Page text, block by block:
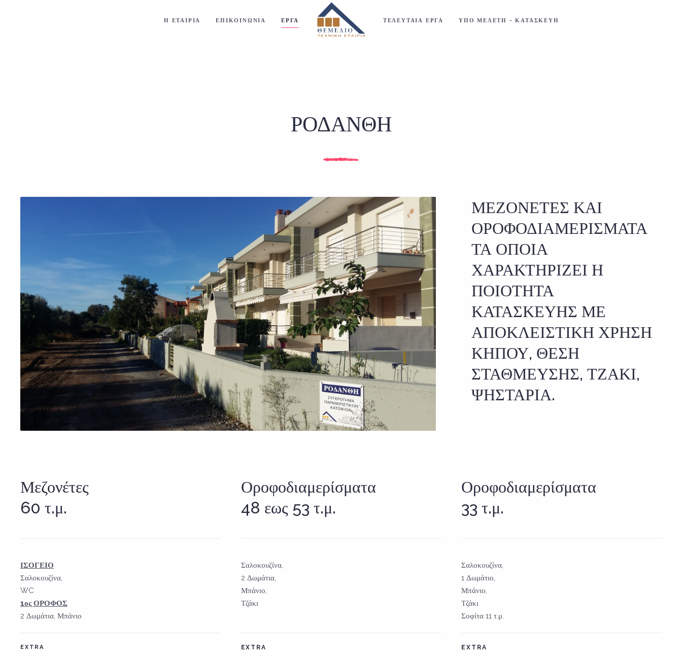
Η ΕΤΑΙΡΙΑ ΕΠΙΚΟΙΝΩΝΙΑ ΕΡΓΑ ΤΕΛΕΥΤΑΙΑ ΕΡΓΑ ΥΠΟ ΜΕΛΕΤΗ - ΚΑΤΑΣΚΕΥΗ
ΡΟΔΑΝΘΗ
ΜΕΖΟΝΕΤΕΣ ΚΑΙ
ΟΡΟΦΟΔΙΑΜΕΡΙΣΜΑΤΑ
ΤΑ ΟΠΟΙΑ
ΧΑΡΑΚΤΗΡΙΖΕΙ Η
ΠΟΙΟΤΗΤΑ
ΚΑΤΑΣΚΕΥΗΣ ΜΕ
ΑΠΟΚΛΕΙΣΤΙΚΗ ΧΡΗΣΗ
ΚΗΠΟΥ, ΘΕΣΗ
ΣΤΑΘΜΕΥΣΗΣ, ΤΖΑΚΙ,
ΨΗΣΤΑΡΙΑ.
Μεζονέτες
60 τ.μ.
ΙΣΟΓΕΙΟ
Σαλοκουζίνα,
WC
1ος ΟΡΟΦΟΣ
2 Δωμάτια, Μπάνιο
EXTRA
Οροφοδιαμερίσματα
48 εως 53 τ.μ.
Σαλοκουζίνα,
2 Δωμάτια,
Μπάνιο,
Τζάκι
EXTRA
Οροφοδιαμερίσματα
33 τ.μ.
Σαλοκουζίνα,
1 Δωμάτιο,
Μπάνιο,
Τζάκι
Σοφίτα 11 τ.μ.
EXTRA